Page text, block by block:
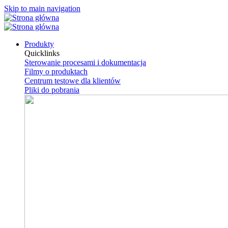
Skip to main navigation
Produkty
Quicklinks
Sterowanie procesami i dokumentacja
Filmy o produktach
Centrum testowe dla klientów
Pliki do pobrania